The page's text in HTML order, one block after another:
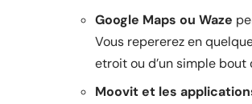
Google Maps ou Waze
Vous repererez en
etroit ou d’un simple
Moovit et les